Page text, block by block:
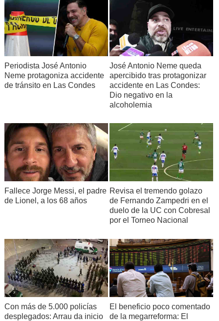
Periodista José Antonio
Neme protagoniza accidente
de tránsito en Las Condes
José Antonio Neme queda
apercibido tras protagonizar
accidente en Las Condes:
Dio negativo en la
alcoholemia
Fallece Jorge Messi, el padre
de Lionel, a los 68 años
Revisa el tremendo golazo
de Fernando Zampedri en el
duelo de la UC con Cobresal
por el Torneo Nacional
Con más de 5.000 policías
desplegados: Arrau da inicio
El beneficio poco comentado
de la megarreforma: El